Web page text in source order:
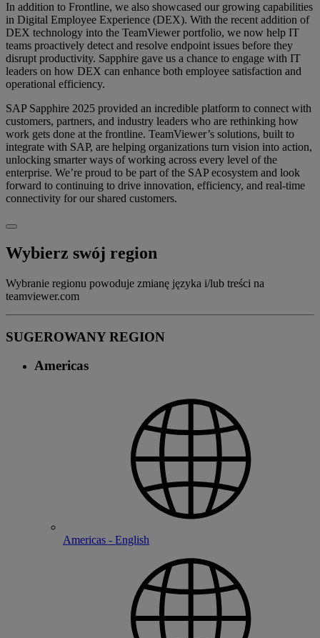
In addition to Frontline, we also showcased our growing capabilities
in Digital Employee Experience (DEX). With the recent addition of
DEX technology into the TeamViewer portfolio, we now help IT
teams proactively detect and resolve endpoint issues before they
disrupt productivity. Sapphire gave us a chance to engage with IT
leaders on how DEX can enhance both employee satisfaction and
operational efficiency.
SAP Sapphire 2025 provided an incredible platform to connect with
customers, partners, and industry leaders who are rethinking how
work gets done at the frontline. TeamViewer’s solutions, built to
integrate with SAP, are helping organizations turn vision into action,
unlocking smarter ways of working across every level of the
enterprise. We’re proud to be part of the SAP ecosystem and look
forward to continuing to drive innovation, efficiency, and real-time
connectivity for our shared customers.
Wybierz swój region
Wybranie regionu powoduje zmianę języka i/lub treści na
teamviewer.com
SUGEROWANY REGION
Americas
Americas - English